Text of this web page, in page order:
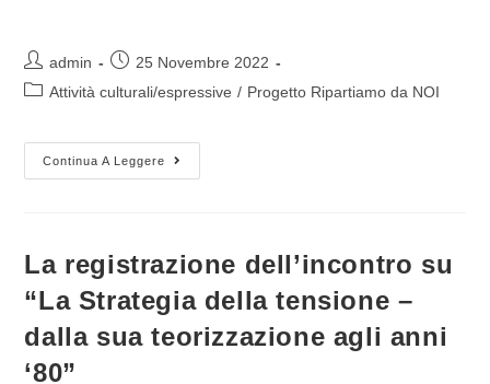
Autore
dell'articolo:
admin
Articolo
pubblicato:
25 Novembre 2022
Categoria
Attività culturali/espressive / Progetto Ripartiamo da NOI
Continua A Leggere
“Conoscere
Il
Diciamo
Come
Perché”
La registrazione dell’incontro su
“La Strategia della tensione –
dalla sua teorizzazione agli anni
‘80”